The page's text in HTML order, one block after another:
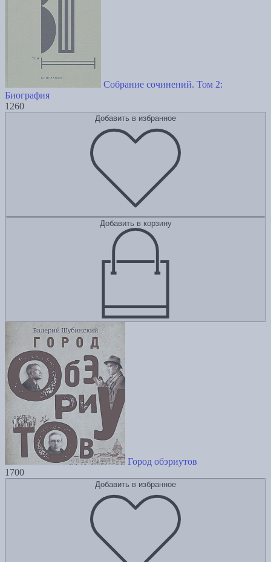
Собрание сочинений. Том 2:
Биография
1260
Добавить в избранное
Добавить в корзину
Город обэриутов
1700
Добавить в избранное